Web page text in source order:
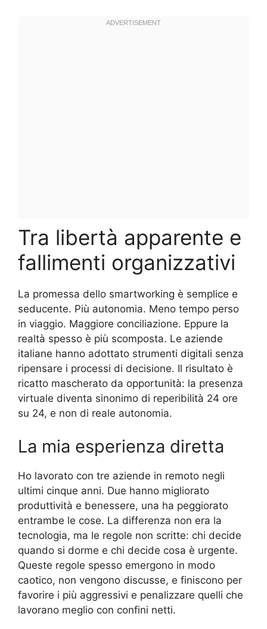
Tra libertà apparente e
fallimenti organizzativi
La promessa dello smartworking è semplice e
seducente. Più autonomia. Meno tempo perso
in viaggio. Maggiore conciliazione. Eppure la
realtà spesso è più scomposta. Le aziende
italiane hanno adottato strumenti digitali senza
ripensare i processi di decisione. Il risultato è
ricatto mascherato da opportunità: la presenza
virtuale diventa sinonimo di reperibilità 24 ore
su 24, e non di reale autonomia.
La mia esperienza diretta
Ho lavorato con tre aziende in remoto negli
ultimi cinque anni. Due hanno migliorato
produttività e benessere, una ha peggiorato
entrambe le cose. La differenza non era la
tecnologia, ma le regole non scritte: chi decide
quando si dorme e chi decide cosa è urgente.
Queste regole spesso emergono in modo
caotico, non vengono discusse, e finiscono per
favorire i più aggressivi e penalizzare quelli che
lavorano meglio con confini netti.